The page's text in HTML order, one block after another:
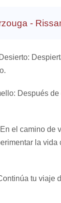
-
Después
el camino de
la vida
tu viaje